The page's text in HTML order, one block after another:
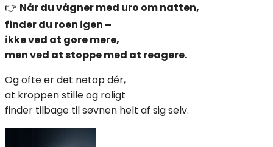
👉 Når du vågner med uro om natten,
finder du roen igen –
ikke ved at gøre mere,
men ved at stoppe med at reagere.
Og ofte er det netop dér,
at kroppen stille og roligt
finder tilbage til søvnen helt af sig selv.
Indlægsnavigation